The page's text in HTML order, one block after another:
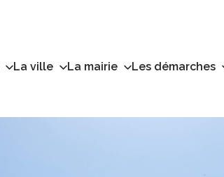
La ville La mairie Les démarches